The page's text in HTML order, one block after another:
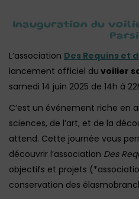
Inauguration du
L’association Des Requins et
lancement officiel du voilier
samedi 14 juin 2025 de 14h à
C’est un événement riche en
sciences, de l’art, et de la
attend. Cette journée vous
découvrir l’association Des
objectifs et projets
conservation des